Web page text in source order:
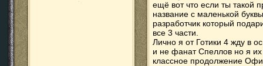
ещё вот что если ты такой
название с маленькой
разработчик который
все 3 части.
Лично я от Готики 4 жду в
и не фанат Спеллов но я
классное продолжение